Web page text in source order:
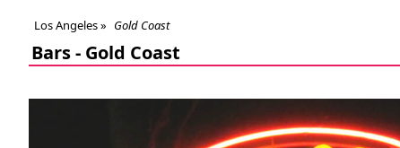
Los Angeles» Gold Coast
Bars - Gold Coast